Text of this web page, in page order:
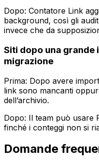
Dopo: Contatore Link
background, così gli
invece che da
Siti dopo una grande
migrazione
Prima: Dopo avere
link sono mancanti
dell’archivio.
Dopo: Il team può usare
finché i conteggi non si
Domande